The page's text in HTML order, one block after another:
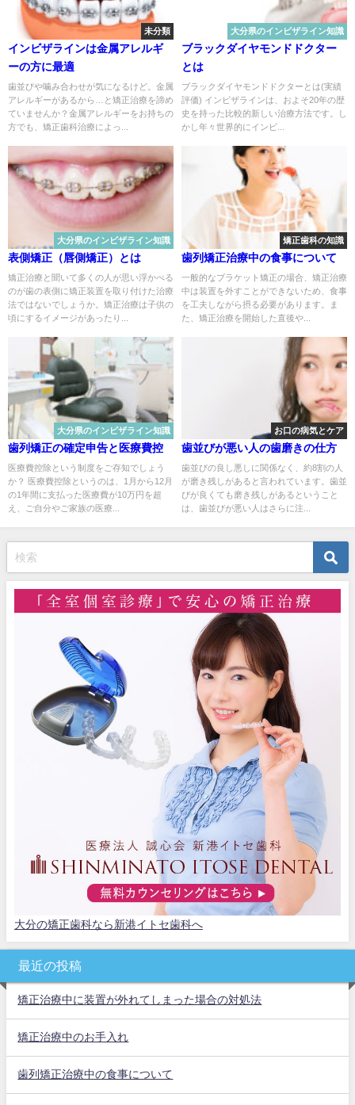
未分類
インビザラインは金属アレルギ
ーの方に最適
歯並びや噛み合わせが気になるけど。金属
アレルギーがあるから…と矯正治療を諦め
ていませんか？金属アレルギーをお持ちの
方でも、矯正歯科治療によっ...
大分県のインビザライン知識
ブラックダイヤモンドドクター
とは
ブラックダイヤモンドドクターとは(実績
評価) インビザラインは、およそ20年の歴
史を持った比較的新しい治療方法です。し
かし年々世界的にインビ...
大分県のインビザライン知識
表側矯正（唇側矯正）とは
矯正治療と聞いて多くの人が思い浮かべる
のが歯の表側に矯正装置を取り付けた治療
法ではないでしょうか。矯正治療は子供の
頃にするイメージがあったり...
矯正歯科の知識
歯列矯正治療中の食事について
一般的なブラケット矯正の場合、矯正治療
中は装置を外すことができないため、食事
を工夫しながら摂る必要があります。ま
た、矯正治療を開始した直後や...
大分県のインビザライン知識
歯列矯正の確定申告と医療費控
医療費控除という制度をご存知でしょう
か？ 医療費控除というのは、1月から12月
の1年間に支払った医療費が10万円を超
え、ご自分やご家族の医療...
お口の病気とケア
歯並びが悪い人の歯磨きの仕方
歯並びの良し悪しに関係なく、約8割の人
が磨き残しがあると言われています。歯並
びが良くても磨き残しがあるということ
は、歯並びが悪い人はさらに注...
大分の矯正歯科なら新港イトセ歯科へ
最近の投稿
矯正治療中に装置が外れてしまった場合の対処法
矯正治療中のお手入れ
歯列矯正治療中の食事について